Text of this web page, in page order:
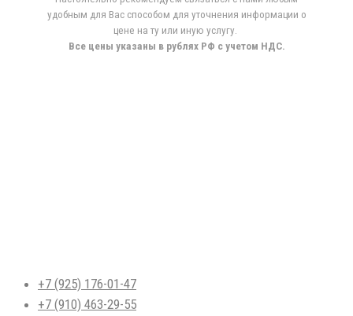
удобным для Вас способом для уточнения информации о
цене на ту или иную услугу.
Все цены указаны в рублях РФ с учетом НДС.
+7 (925) 176-01-47
+7 (910) 463-29-55